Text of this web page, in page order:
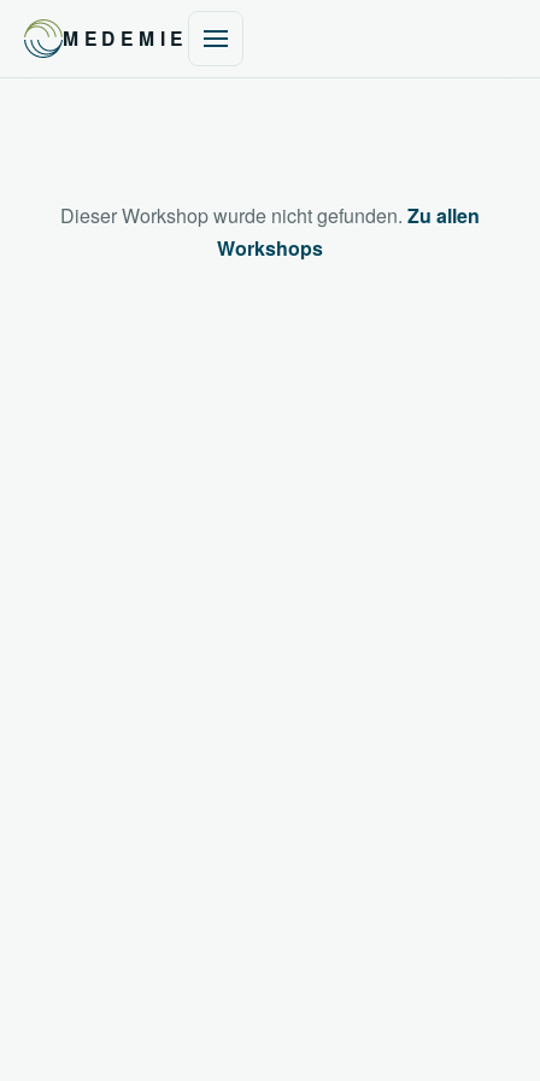
MEDEMIE
Dieser Workshop wurde nicht gefunden. Zu allen
Workshops